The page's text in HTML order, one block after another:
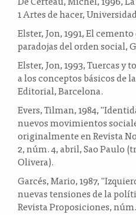
1 Artes de hacer,
Elster, Jon, 1991, El
paradojas del orden social,
Elster, Jon, 1993, Tuercas
a los conceptos básicos de
Editorial, Barcelona.
Evers, Tilman, 1984,
nuevos movimientos
originalmente en Revista
2, núm. 4, abril, Sao Paulo
Olivera).
Garcés, Mario, 1987,
nuevas tensiones de la
Revista Proposiciones,